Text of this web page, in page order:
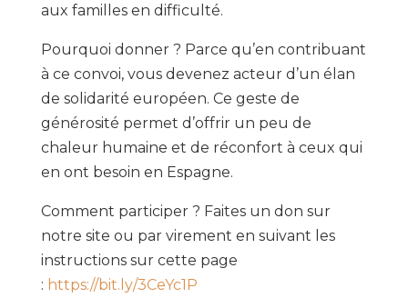
aux familles en difficulté.
Pourquoi donner ? Parce qu’en contribuant
à ce convoi, vous devenez acteur d’un élan
de solidarité européen. Ce geste de
générosité permet d’offrir un peu de
chaleur humaine et de réconfort à ceux qui
en ont besoin en Espagne.
Comment participer ? Faites un don sur
notre site ou par virement en suivant les
instructions sur cette page
: https://bit.ly/3CeYc1P